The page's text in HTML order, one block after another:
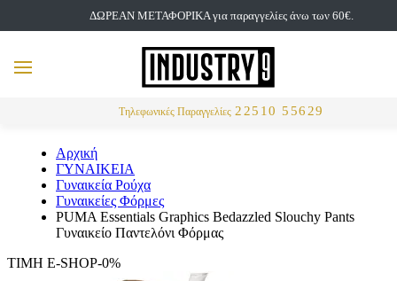
ΔΩΡΕΑΝ ΜΕΤΑΦΟΡΙΚΑ για παραγγελίες άνω των 60€.
Τηλεφωνικές Παραγγελίες 22510 55629
MENU
Αρχική
ΓΥΝΑΙΚΕΙΑ
Γυναικεία Ρούχα
Γυναικείες Φόρμες
PUMA Essentials Graphics Bedazzled Slouchy Pants
Γυναικείο Παντελόνι Φόρμας
ΤΙΜΗ E-SHOP-0%